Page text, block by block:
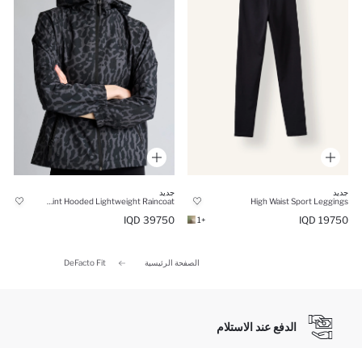
جديد
High Waist Sport Leggings
19750 IQD
+1
جديد
39750 IQD
الصفحة الرئيسية DeFacto Fit
الدفع عند الاستلام